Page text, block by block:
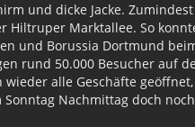
und dicke Jacke.
Marktallee. So
und Borussia Dortmund
rund 50.000 Besucher auf
alle Geschäfte
Nachmittag doch